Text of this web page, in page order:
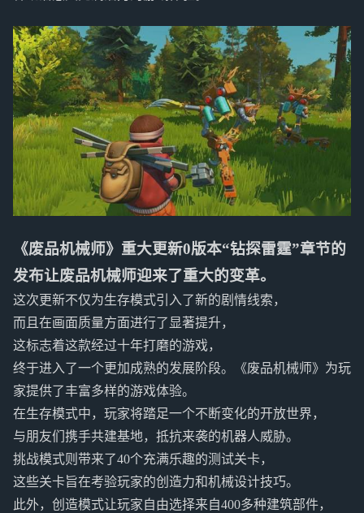
《废品机械师》重大更新0版本“钻探雷霆”章节的
发布让废品机械师迎来了重大的变革。
这次更新不仅为生存模式引入了新的剧情线索，
而且在画面质量方面进行了显著提升，
这标志着这款经过十年打磨的游戏，
终于进入了一个更加成熟的发展阶段。《废品机械师》为玩
家提供了丰富多样的游戏体验。
在生存模式中，玩家将踏足一个不断变化的开放世界，
与朋友们携手共建基地，抵抗来袭的机器人威胁。
挑战模式则带来了40个充满乐趣的测试关卡，
这些关卡旨在考验玩家的创造力和机械设计技巧。
此外，创造模式让玩家自由选择来自400多种建筑部件，